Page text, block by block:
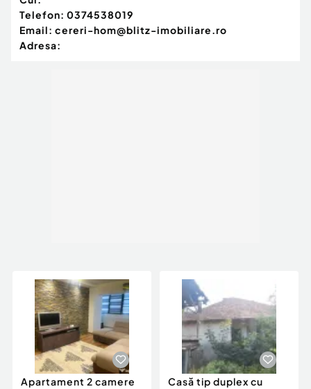
Telefon: 0374538019
Email: cereri-hom@blitz-imobiliare.ro
Adresa:
Apartament 2 camere
Casă tip duplex cu